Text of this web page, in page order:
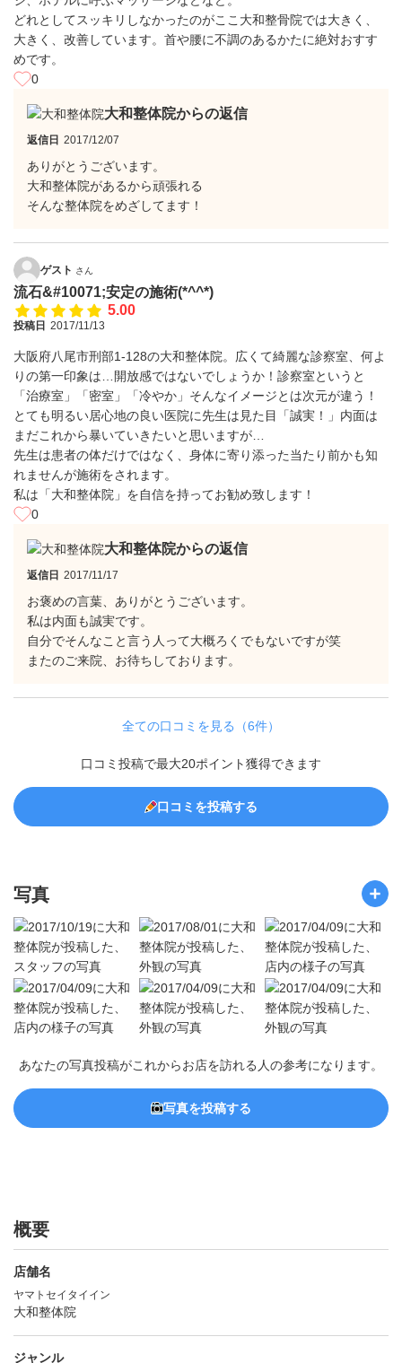
どれとしてスッキリしなかったのがここ大和整骨院では大きく、
大きく、改善しています。首や腰に不調のあるかたに絶対おすす
めです。
0
大和整体院からの返信
返信日 2017/12/07
ありがとうございます。
大和整体院があるから頑張れる
そんな整体院をめざしてます！
ゲスト さん
流石&#10071;安定の施術(*^^*)
5.00
投稿日 2017/11/13
大阪府八尾市刑部1-128の大和整体院。広くて綺麗な診察室、何よ
りの第一印象は…開放感ではないでしょうか！診察室というと
「治療室」「密室」「冷やか」そんなイメージとは次元が違う！
とても明るい居心地の良い医院に先生は見た目「誠実！」内面は
まだこれから暴いていきたいと思いますが…
先生は患者の体だけではなく、身体に寄り添った当たり前かも知
れませんが施術をされます。
私は「大和整体院」を自信を持ってお勧め致します！
0
大和整体院からの返信
返信日 2017/11/17
お褒めの言葉、ありがとうございます。
私は内面も誠実です。
自分でそんなこと言う人って大概ろくでもないですが笑
またのご来院、お待ちしております。
全ての口コミを見る（6件）
口コミ投稿で最大20ポイント獲得できます
口コミを投稿する
写真
あなたの写真投稿がこれからお店を訪れる人の参考になります。
写真を投稿する
概要
店舗名
ヤマトセイタイイン
大和整体院
ジャンル